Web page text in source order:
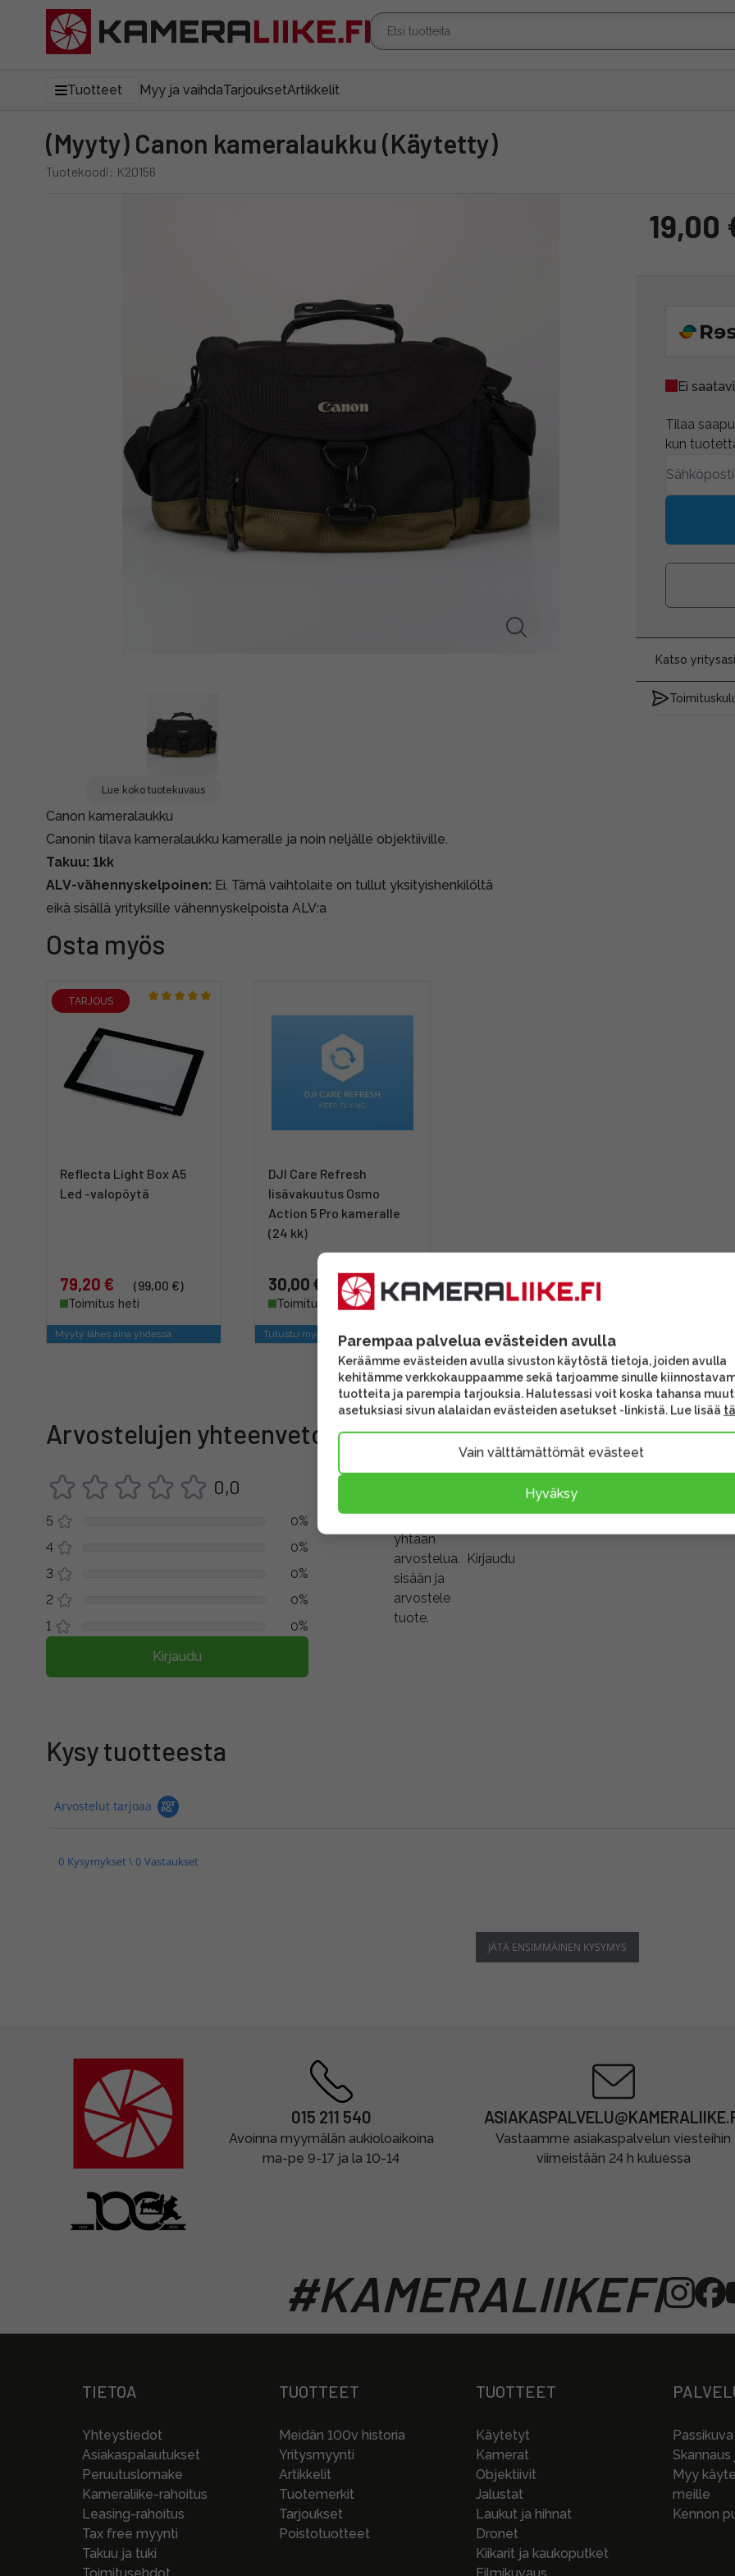
Tuotteet Myy ja vaihdaTarjouksetArtikkelit
(Myyty) Canon kameralaukku (Käytetty)
Tuotekoodi: K20156
Lue koko tuotekuvaus
19,00
Ei
Tilaa
kun
Katso
Canon kameralaukku
Canonin tilava kameralaukku kameralle ja noin neljälle objektiiville.
Takuu: 1kk
ALV-vähennyskelpoinen: Ei. Tämä vaihtolaite on tullut yksityishenkilöltä
eikä sisällä yrityksille vähennyskelpoista ALV:a
Osta myös
TARJOUS
Reflecta Light Box A5
Led -valopöytä
79,20 € (99,00 €)
Toimitus heti
Myyty lähes aina yhdessä
DJI Care Refresh
lisävakuutus Osmo
Action 5 Pro kameralle
(24 kk)
30,00 €
Toimitus heti
Tutustu myös tähän vaihtoehtoon
Arvostelujen yhteenveto
0,0
5
0%
4
0%
3
0%
2
0%
1
0%
Kirjaudu
vielä
yhtään
arvostelua. Kirjaudu
sisään ja
arvostele
tuote.
Kysy tuotteesta
Arvostelut tarjoaa
0 Kysymykset \ 0 Vastaukset
JÄTÄ ENSIMMÄINEN KYSYMYS
015 211 540
Avoinna myymälän aukioloaikoina
ma-pe 9-17 ja la 10-14
Vastaamme asiakaspalvelun viesteihin
viimeistään 24 h kuluessa
#KAMERALIIKEFI
TIETOA
Yhteystiedot
Asiakaspalautukset
Peruutuslomake
Kameraliike-rahoitus
Leasing-rahoitus
Tax free myynti
Takuu ja tuki
TUOTTEET
Meidän 100v historia
Yritysmyynti
Artikkelit
Tuotemerkit
Tarjoukset
Poistotuotteet
TUOTTEET
Käytetyt
Kamerat
Objektiivit
Jalustat
Laukut ja hihnat
Dronet
Kiikarit ja kaukoputket
Passikuva
Myy
meille
Kennon
Parempaa palvelua evästeiden avulla
Keräämme evästeiden avulla sivuston käytöstä tietoja, joiden avulla
kehitämme verkkokauppaamme sekä tarjoamme sinulle
tuotteita ja parempia tarjouksia. Halutessasi voit koska tahansa
asetuksiasi sivun alalaidan evästeiden asetukset -linkistä. Lue lisää
Vain välttämättömät evästeet
Hyväksy